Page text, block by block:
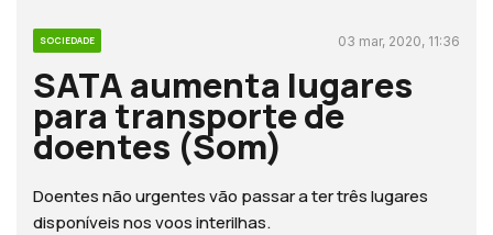
SOCIEDADE 03 mar, 2020, 11:36
SATA aumenta lugares
para transporte de
doentes (Som)
Doentes não urgentes vão passar a ter três lugares
disponíveis nos voos interilhas.